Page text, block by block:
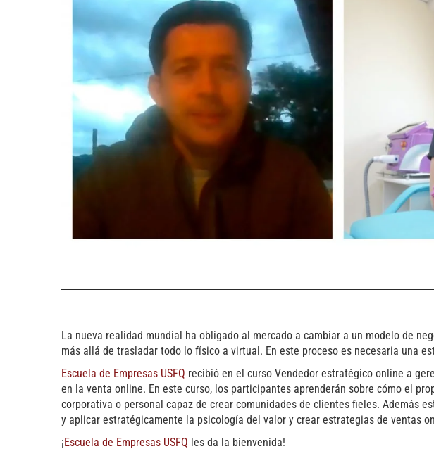
La nueva realidad mundial ha obligado al mercado a cambiar a un modelo de
más allá de trasladar todo lo físico a virtual. En este proceso es necesaria una
Escuela de Empresas USFQ recibió en el curso Vendedor estratégico online a
en la venta online. En este curso, los participantes aprenderán sobre cómo el
corporativa o personal capaz de crear comunidades de clientes fieles. Además
y aplicar estratégicamente la psicología del valor y crear estrategias de ventas
¡Escuela de Empresas USFQ les da la bienvenida!